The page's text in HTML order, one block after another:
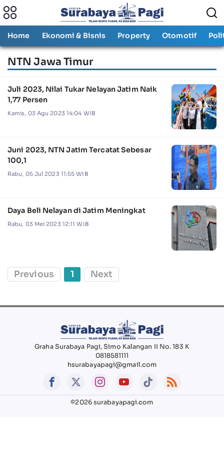
Home Ekonomi & Bisnis Property Otomotif
NTN Jawa Timur
Juli 2023, Nilai Tukar Nelayan Jatim Naik
1,77 Persen
Kamis, 03 Agu 2023 14:04 WIB
Juni 2023, NTN Jatim Tercatat Sebesar
100,1
Rabu, 05 Jul 2023 11:55 WIB
Daya Beli Nelayan di Jatim Meningkat
Rabu, 03 Mei 2023 12:11 WIB
Previous 1 Next
Graha Surabaya Pagi, Simo Kalangan II No. 183 K
0818581111
hsurabayapagi@gmail.com
©2026 surabayapagi.com